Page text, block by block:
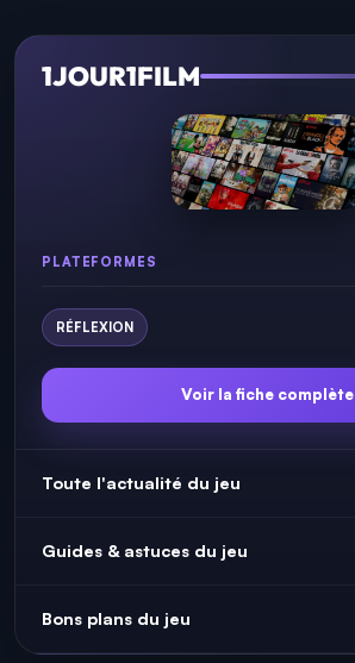
1JOUR1FILM
PLATEFORMES
RÉFLEXION
Voir la fiche complète
Toute l'actualité du jeu
Guides & astuces du jeu
Bons plans du jeu